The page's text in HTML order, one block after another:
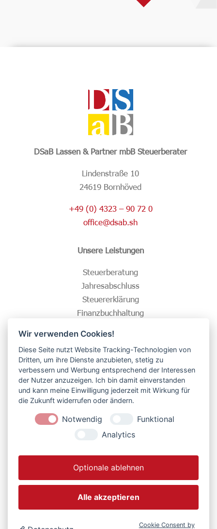
DSaB Lassen & Partner mbB Steuerberater
Lindenstraße 10
24619 Bornhöved
+49 (0) 4323 – 90 72 0
office@dsab.sh
Unsere Leistungen
Steuerberatung
Jahresabschluss
Steuererklärung
Finanzbuchhaltung
Unser Service für Sie
Terminvereinbarung
DSaB-App
Datenschutzerklärung
Impressum
Barrierefreiheitserklärung
Für Sie vor Ort
Mo.: 07.00 – 17.00 Uhr
Di.: 07.00 – 17.00 Uhr
Mi.: 07.00 – 17.00 Uhr
Do.: 07.00 – 17.00 Uhr
Wir verwenden Cookies!
Diese Seite nutzt Website Tracking-Technologien von
Dritten, um ihre Dienste anzubieten, stetig zu
verbessern und Werbung entsprechend der Interessen
der Nutzer anzuzeigen. Ich bin damit einverstanden
und kann meine Einwilligung jederzeit mit Wirkung für
die Zukunft widerrufen oder ändern.
Notwendig
Funktional
Analytics
Optionale ablehnen
Alle akzeptieren
Cookie Consent by